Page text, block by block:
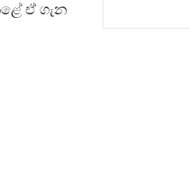
ඒ ගැන